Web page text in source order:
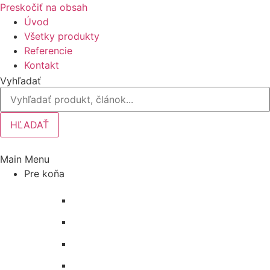
Preskočiť na obsah
Úvod
Všetky produkty
Referencie
Kontakt
Vyhľadať
HĽADAŤ
Main Menu
Pre koňa